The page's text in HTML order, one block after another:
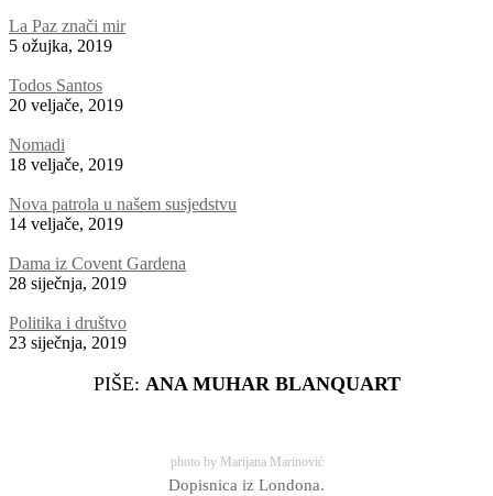
La Paz znači mir
5 ožujka, 2019
Todos Santos
20 veljače, 2019
Nomadi
18 veljače, 2019
Nova patrola u našem susjedstvu
14 veljače, 2019
Dama iz Covent Gardena
28 siječnja, 2019
Politika i društvo
23 siječnja, 2019
PIŠE: ANA MUHAR BLANQUART
photo by Marijana Marinović
Dopisnica iz Londona.